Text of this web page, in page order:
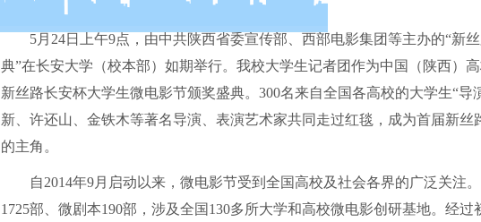
5月 24日 上午9点，由中共陕西省委宣传部、西部电影集团等主办的“新
典”在长安大学（校本部）如期举行。我校大学生记者团作为中国（陕西）
新丝路长安杯大学生微电影节颁奖盛典。 300名来自全国各高校的大学生“导
新、许还山、金铁木等著名导演、表演艺术家共同走过红毯，成为首届新丝
的主角。
自2014年9月启动以来，微电影节受到全国高校及社会各界的广泛关注
1725部、微剧本190部，涉及全国 130多所大学和高校微电影创研基地。经